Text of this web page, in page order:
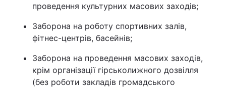
проведення культурних масових заходів;
Заборона на роботу спортивних залів,
фітнес-центрів, басейнів;
Заборона на проведення масових заходів,
крім організації гірськолижного дозвілля
(без роботи закладів громадського